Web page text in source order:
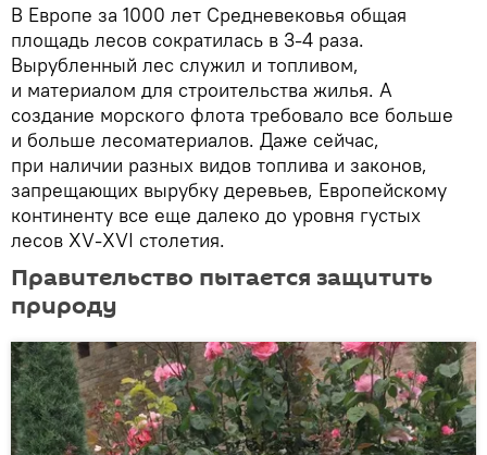
В Европе за 1000 лет Средневековья общая
площадь лесов сократилась в 3-4 раза.
Вырубленный лес служил и топливом,
и материалом для строительства жилья. А
создание морского флота требовало все больше
и больше лесоматериалов. Даже сейчас,
при наличии разных видов топлива и законов,
запрещающих вырубку деревьев, Европейскому
континенту все еще далеко до уровня густых
лесов XV-XVI столетия.
Правительство пытается защитить
природу